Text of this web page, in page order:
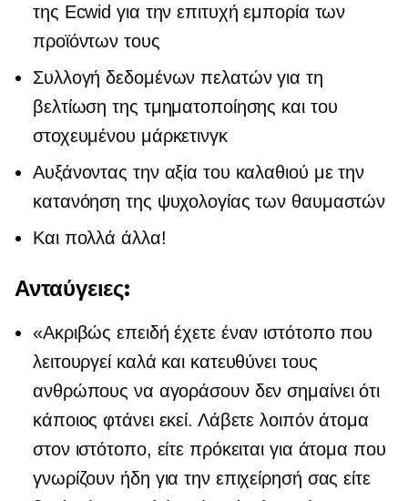
της Ecwid για την επιτυχή εμπορία των
προϊόντων τους
Συλλογή δεδομένων πελατών για τη
βελτίωση της τμηματοποίησης και του
στοχευμένου μάρκετινγκ
Αυξάνοντας την αξία του καλαθιού με την
κατανόηση της ψυχολογίας των θαυμαστών
Και πολλά άλλα!
Ανταύγειες:
«Ακριβώς επειδή έχετε έναν ιστότοπο που
λειτουργεί καλά και κατευθύνει τους
ανθρώπους να αγοράσουν δεν σημαίνει ότι
κάποιος φτάνει εκεί. Λάβετε λοιπόν άτομα
στον ιστότοπο, είτε πρόκειται για άτομα που
γνωρίζουν ήδη για την επιχείρησή σας είτε